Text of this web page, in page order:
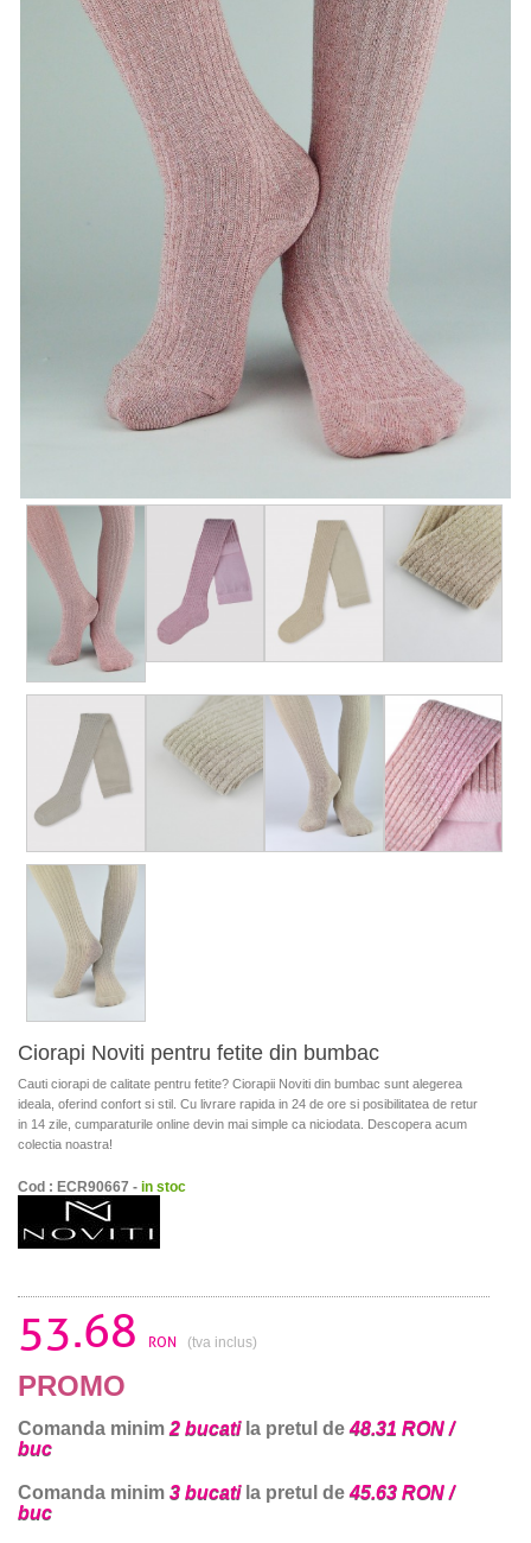
Ciorapi Noviti pentru fetite din bumbac
Cauti ciorapi de calitate pentru fetite? Ciorapii Noviti din bumbac sunt alegerea
ideala, oferind confort si stil. Cu livrare rapida in 24 de ore si posibilitatea de retur
in 14 zile, cumparaturile online devin mai simple ca niciodata. Descopera acum
colectia noastra!
Cod : ECR90667 - in stoc
53.68 RON (tva inclus)
PROMO
Comanda minim 2 bucatila pretul de48.31 RON /
buc
Comanda minim 3 bucatila pretul de45.63 RON /
buc